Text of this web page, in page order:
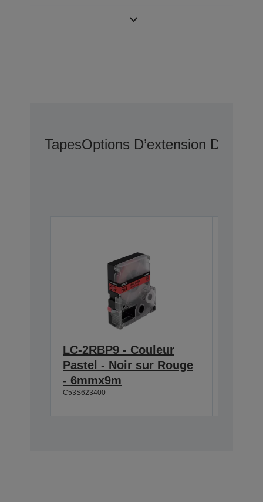
Contenu du carton
TapesOptions D’extension De
LC-2RBP9 - Couleur
Pastel - Noir sur Rouge
- 6mmx9m
C53S623400